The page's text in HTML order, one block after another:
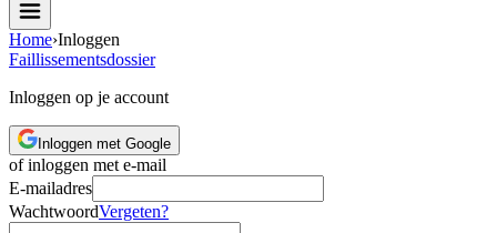
Home›Inloggen
Faillissementsdossier
Inloggen op je account
Inloggen met Google
of inloggen met e-mail
E-mailadres
WachtwoordVergeten?